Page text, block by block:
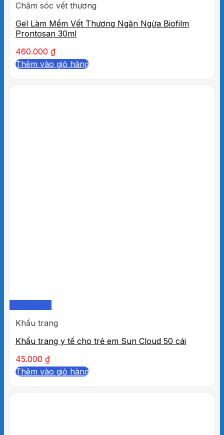
Chăm sóc vết thương
Gel Làm Mềm Vết Thương Ngăn Ngừa Biofilm
Prontosan 30ml
460.000 ₫
Thêm vào giỏ hàng
Khẩu trang
Khẩu trang y tế cho trẻ em Sun Cloud 50 cái
45.000 ₫
Thêm vào giỏ hàng